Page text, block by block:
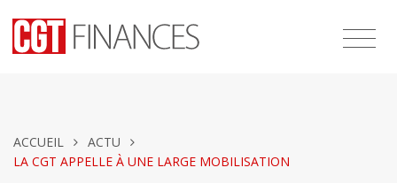
ACCUEIL
ACTU
LA CGT APPELLE À UNE LARGE MOBILISATION